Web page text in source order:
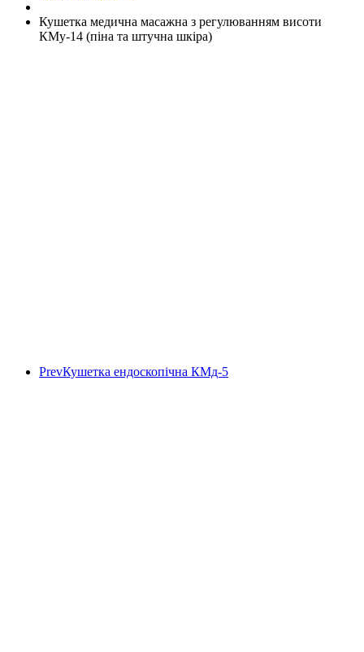
Кушетка медична масажна з регулюванням висоти
КМу-14 (піна та штучна шкіра)
PrevКушетка ендоскопічна КМд-5